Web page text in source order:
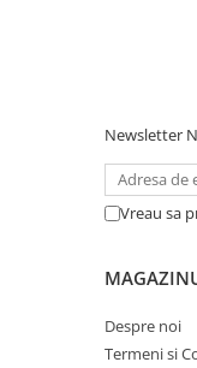
Foarfeci tuns oi
Incubatoare oua
Newsletter
Vreau sa
Despre noi
Termeni si